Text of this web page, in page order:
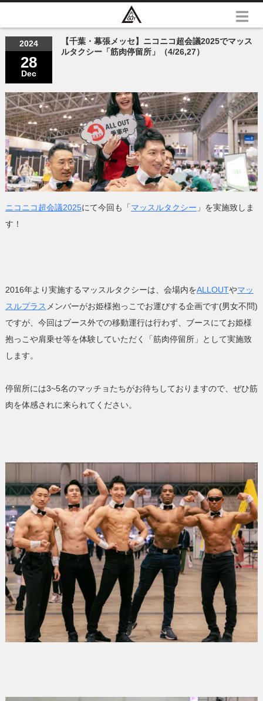
2024
28
Dec
【千葉・幕張メッセ】ニコニコ超会議2025でマッス
ルタクシー「筋肉停留所」（4/26,27）
ニコニコ超会議2025にて今回も「マッスルタクシー 」を実施致しま
す！
2016年より実施するマッスルタクシーは、会場内をALLOUTやマッ
スルプラス メンバーがお姫様抱っこでお運びする企画です(男女不問)
ですが、今回はブース外での移動運行は行わず、ブースにてお姫様
抱っこや肩乗せ等を体験していただく「筋肉停留所」として実施致
します。
停留所には3~5名のマッチョたちがお待ちしておりますので、ぜひ筋
肉を体感されに来られてください。